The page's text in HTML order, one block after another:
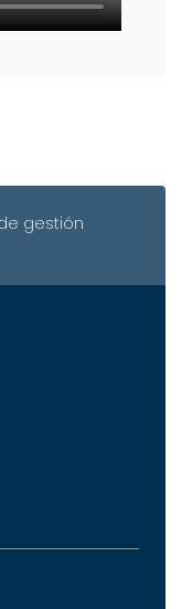
gestión